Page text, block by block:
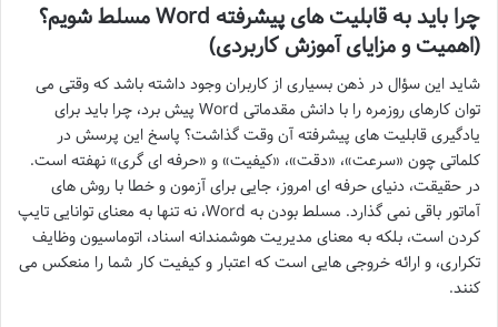
چرا باید به قابلیت های پیشرفته Word مسلط شویم؟
(اهمیت و مزایای آموزش کاربردی)
شاید این سؤال در ذهن بسیاری از کاربران وجود داشته باشد که وقتی می
توان کارهای روزمره را با دانش مقدماتی Word پیش برد، چرا باید برای
یادگیری قابلیت های پیشرفته آن وقت گذاشت؟ پاسخ این پرسش در
کلماتی چون «سرعت»، «دقت»، «کیفیت» و «حرفه ای گری» نهفته است.
در حقیقت، دنیای حرفه ای امروز، جایی برای آزمون و خطا با روش های
آماتور باقی نمی گذارد. مسلط بودن به Word، نه تنها به معنای توانایی تایپ
کردن است، بلکه به معنای مدیریت هوشمندانه اسناد، اتوماسیون وظایف
تکراری، و ارائه خروجی هایی است که اعتبار و کیفیت کار شما را منعکس می
کنند.